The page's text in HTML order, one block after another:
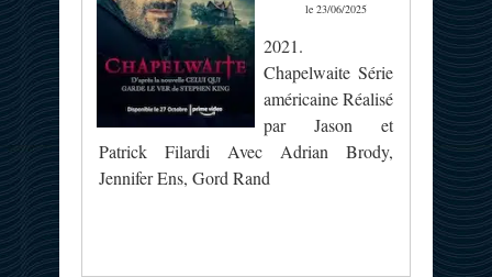
le 23/06/2025
2021.
Chapelwaite Série
américaine Réalisé
par Jason et
Patrick Filardi Avec Adrian Brody,
Jennifer Ens, Gord Rand